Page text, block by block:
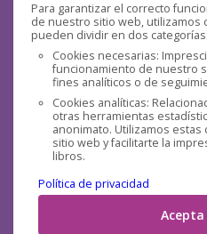
Para garantizar el correcto
de nuestro sitio web, utilizamos
pueden dividir en dos categorías:
Cookies necesarias:
funcionamiento de nuestro
fines analíticos o de
Cookies analíticas:
otras herramientas
anonimato. Utilizamos
sitio web y facilitarte la
libros.
Política de privacidad
Redes